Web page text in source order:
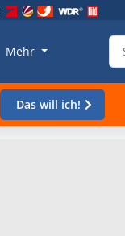
Mehr
Das will ich!